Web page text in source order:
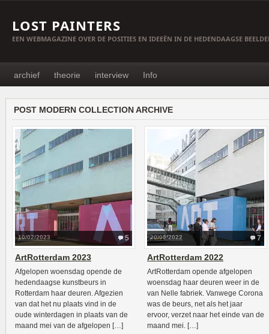
LOST PAINTERS
EEN WEBMAGAZINE OVER DE POSITIES EN IDEEËN IN DE HEDENDAAGSE
archief theorie interview Info
POST MODERN COLLECTION ARCHIVE
5
10/02/2023
ArtRotterdam 2023
Afgelopen woensdag opende de
hedendaagse kunstbeurs in
Rotterdam haar deuren. Afgezien
van dat het nu plaats vind in de
oude winterdagen in plaats van de
maand mei van de afgelopen […]
7
20/05/2022
ArtRotterdam 2022
ArtRotterdam opende afgelopen
woensdag haar deuren weer in de
van Nelle fabriek. Vanwege Corona
was de beurs, net als het jaar
ervoor, verzet naar het einde van de
maand mei. […]